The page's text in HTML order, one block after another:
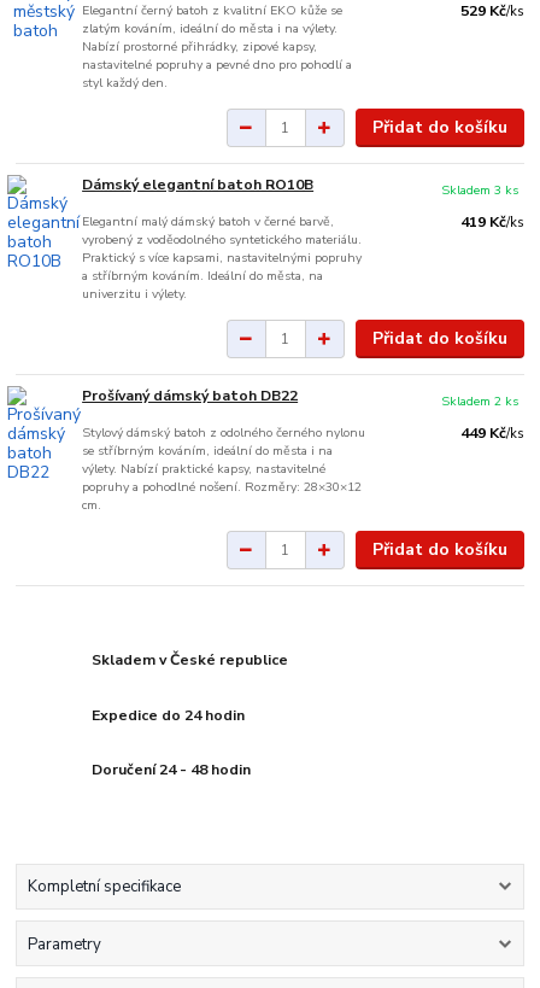
Elegantní černý batoh z kvalitní EKO kůže se
zlatým kováním, ideální do města i na výlety.
Nabízí prostorné přihrádky, zipové kapsy,
nastavitelné popruhy a pevné dno pro pohodlí a
styl každý den.
529 Kč/ks
Přidat do košíku
Dámský elegantní batoh RO10B
Elegantní malý dámský batoh v černé barvě,
vyrobený z voděodolného syntetického materiálu.
Praktický s více kapsami, nastavitelnými popruhy
a stříbrným kováním. Ideální do města, na
univerzitu i výlety.
419 Kč/ks
Skladem 3 ks
Přidat do košíku
Prošívaný dámský batoh DB22
Stylový dámský batoh z odolného černého nylonu
se stříbrným kováním, ideální do města i na
výlety. Nabízí praktické kapsy, nastavitelné
popruhy a pohodlné nošení. Rozměry: 28×30×12
cm.
449 Kč/ks
Skladem 2 ks
Přidat do košíku
Skladem v České republice
Expedice do 24 hodin
Doručení 24 - 48 hodin
Kompletní specifikace
Parametry